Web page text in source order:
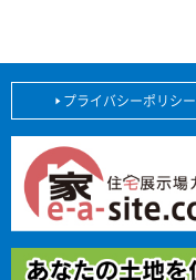
プライバシーポリシー